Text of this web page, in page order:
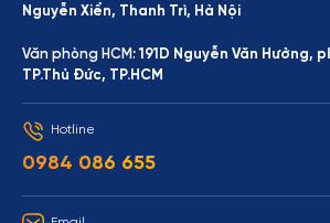
Nguyễn Xiển, Thanh Trì, Hà Nội
Văn phòng HCM: 191D Nguyễn Văn Hưởng,
TP.Thủ Đức, TP.HCM
Hotline
0984 086 655